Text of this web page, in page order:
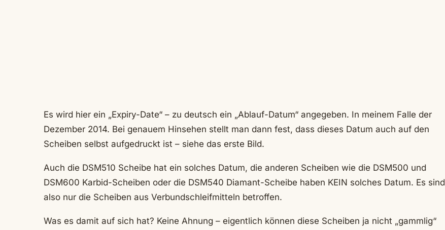
Es wird hier ein „Expiry-Date“ – zu deutsch ein „Ablauf-Datum“ angegeben. In meinem Falle der
Dezember 2014. Bei genauem Hinsehen stellt man dann fest, dass dieses Datum auch auf den
Scheiben selbst aufgedruckt ist – siehe das erste Bild.
Auch die DSM510 Scheibe hat ein solches Datum, die anderen Scheiben wie die DSM500 und
DSM600 Karbid-Scheiben oder die DSM540 Diamant-Scheibe haben KEIN solches Datum. Es sind
also nur die Scheiben aus Verbundschleifmitteln betroffen.
Was es damit auf sich hat? Keine Ahnung – eigentlich können diese Scheiben ja nicht „gammlig“